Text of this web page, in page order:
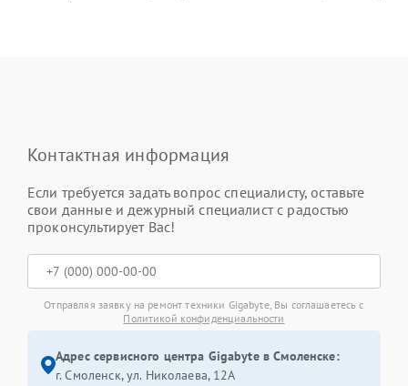
Контактная информация
Если требуется задать вопрос специалисту, оставьте
свои данные и дежурный специалист с радостью
проконсультирует Вас!
Отправляя заявку на ремонт техники Gigabyte, Вы соглашаетесь с
Политикой конфиденциальности
Адрес сервисного центра Gigabyte в Смоленске:
г. Смоленск, ул. Николаева, 12А